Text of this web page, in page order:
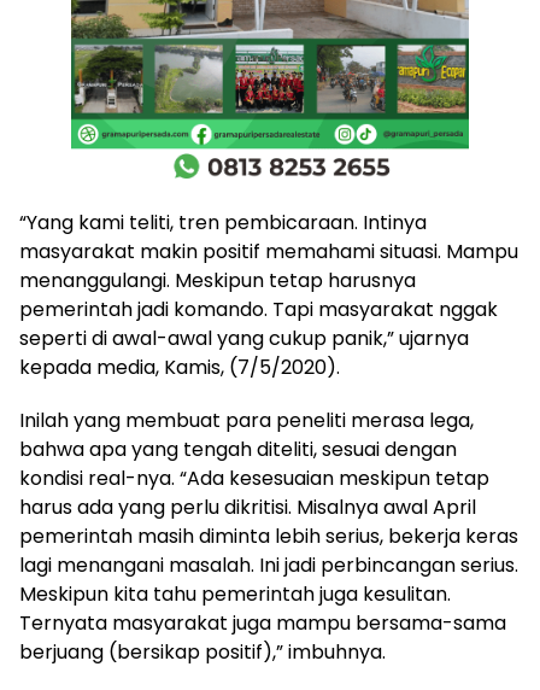
“Yang kami teliti, tren pembicaraan. Intinya
masyarakat makin positif memahami situasi. Mampu
menanggulangi. Meskipun tetap harusnya
pemerintah jadi komando. Tapi masyarakat nggak
seperti di awal-awal yang cukup panik,” ujarnya
kepada media, Kamis, (7/5/2020).
Inilah yang membuat para peneliti merasa lega,
bahwa apa yang tengah diteliti, sesuai dengan
kondisi real-nya. “Ada kesesuaian meskipun tetap
harus ada yang perlu dikritisi. Misalnya awal April
pemerintah masih diminta lebih serius, bekerja keras
lagi menangani masalah. Ini jadi perbincangan serius.
Meskipun kita tahu pemerintah juga kesulitan.
Ternyata masyarakat juga mampu bersama-sama
berjuang (bersikap positif),” imbuhnya.